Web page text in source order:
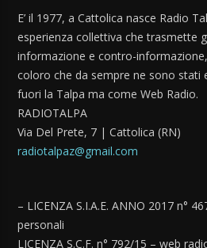
E’ il 1977, a Cattolica nasce Radio
esperienza collettiva che trasmette
informazione e contro-
coloro che da sempre ne sono stati
fuori la Talpa ma come Web Radio.
RADIOTALPA
Via Del Prete, 7 | Cattolica (RN)
radiotalpaz@gmail.com
– LICENZA S.I.A.E. ANNO 2017 n°
personali
LICENZA S.C.F. n° 792/15 – web